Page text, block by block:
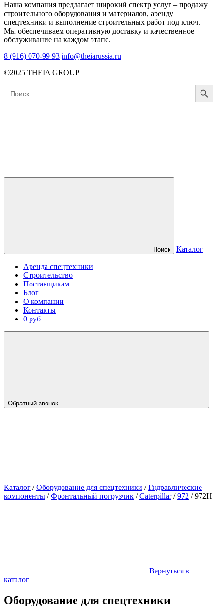
Наша компания предлагает широкий спектр услуг – продажу
строительного оборудования и материалов, аренду
спецтехники и выполнение строительных работ под ключ.
Мы обеспечиваем оперативную доставку и качественное
обслуживание на каждом этапе.
8 (916) 070-99 93 info@theiarussia.ru
©2025 THEIA GROUP
Search
for:
Search Button
Поиск Каталог
Аренда спецтехники
Строительство
Поставщикам
Блог
О компании
Контакты
0 руб
Обратный звонок
Каталог /Оборудование для спецтехники /Гидравлические
компоненты /Фронтальный погрузчик /Caterpillar/972 /972H
Вернуться в
каталог
Оборудование для спецтехники